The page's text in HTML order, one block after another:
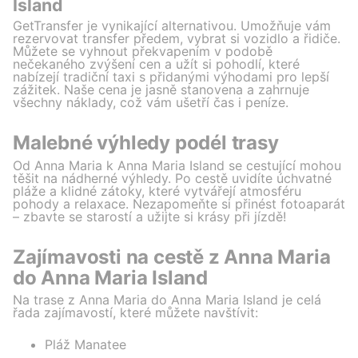
Island
GetTransfer je vynikající alternativou. Umožňuje vám
rezervovat transfer předem, vybrat si vozidlo a řidiče.
Můžete se vyhnout překvapením v podobě
nečekaného zvýšení cen a užít si pohodlí, které
nabízejí tradiční taxi s přidanými výhodami pro lepší
zážitek. Naše cena je jasně stanovena a zahrnuje
všechny náklady, což vám ušetří čas i peníze.
Malebné výhledy podél trasy
Od Anna Maria k Anna Maria Island se cestující mohou
těšit na nádherné výhledy. Po cestě uvidíte úchvatné
pláže a klidné zátoky, které vytvářejí atmosféru
pohody a relaxace. Nezapomeňte si přinést fotoaparát
– zbavte se starostí a užijte si krásy při jízdě!
Zajímavosti na cestě z Anna Maria
do Anna Maria Island
Na trase z Anna Maria do Anna Maria Island je celá
řada zajímavostí, které můžete navštívit:
Pláž Manatee